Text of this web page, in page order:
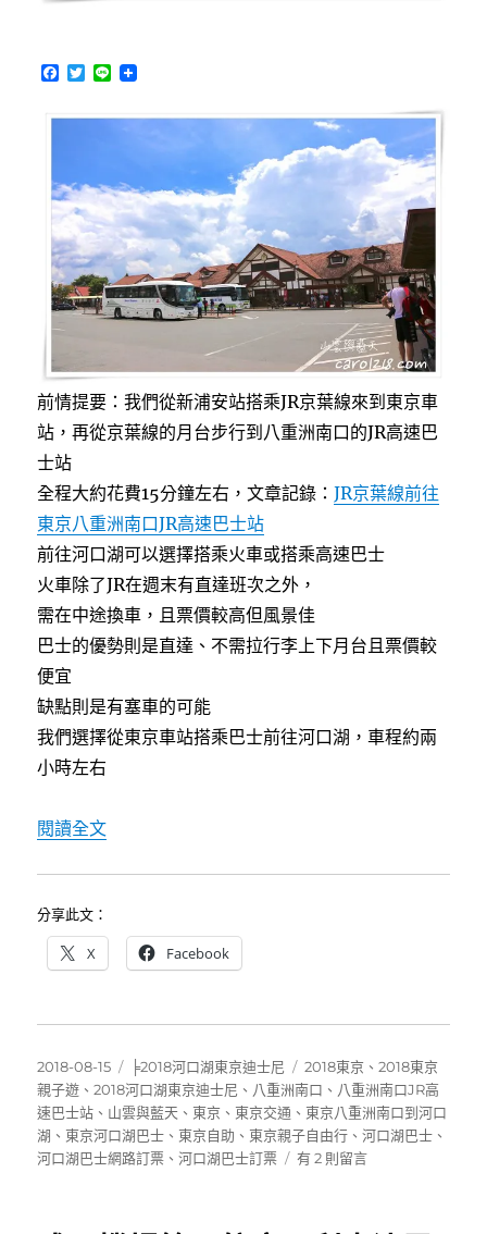
＋
伊
兒
莉
廣
場
劍
勝
負
拉
麵〉
F
e
k
T
t
L
e
前情提要：我們從新浦安站搭乘JR京葉線來到東京車
站，再從京葉線的月台步行到八重洲南口的JR高速巴
士站
全程大約花費15分鐘左右，文章記錄：JR京葉線前往
東京八重洲南口JR高速巴士站
前往河口湖可以選擇搭乘火車或搭乘高速巴士
火車除了JR在週末有直達班次之外，
需在中途換車，且票價較高但風景佳
巴士的優勢則是直達、不需拉行李上下月台且票價較
便宜
缺點則是有塞車的可能
我們選擇從東京車站搭乘巴士前往河口湖，車程約兩
小時左右
閱讀全文〈東京八重洲南口站搭乘高速巴士到河口湖（含
分享此文：
X Facebook
發
佈
日
期:
2018-08-15
分
類
╞2018河口湖東京迪士尼
標
籤
2018東京 、2018東京
親子遊 、2018河口湖東京迪士尼 、 八重洲南口 、 八重洲南口JR高
速巴士站 、 山雲與藍天 、 東京 、 東京交通 、 東京八重洲南口到河口
湖 、 東京河口湖巴士 、 東京自助 、 東京親子自由行 、河口湖巴士 、
河口湖巴士網路訂票 、河口湖巴士訂票
在
有 2 則留言